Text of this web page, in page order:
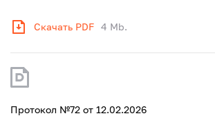
Скачать PDF 4 Mb.
Протокол №72 от 12.02.2026